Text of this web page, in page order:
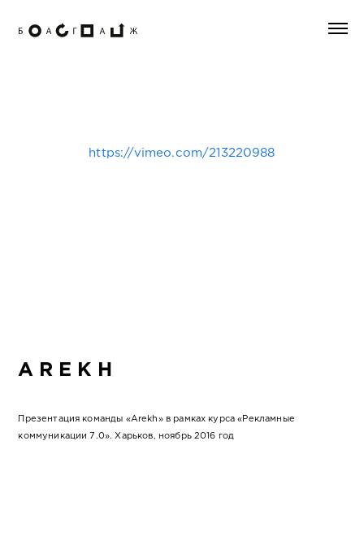
https://vimeo.com/213220988
AREKH
Презентация команды «Arekh» в рамках курса «Рекламные
коммуникации 7.0». Харьков, ноябрь 2016 год